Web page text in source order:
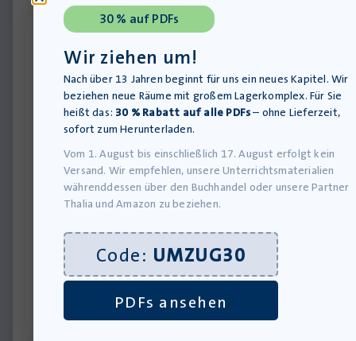
Nach vorn, nach Süden – Hörbuch MP3-Download
20,00
inkl. MwSt., zzgl.Versandkosten
»In den Warenkorb
30 % auf PDFs
Wir ziehen um!
Nach über 13 Jahren beginnt für uns ein neues Kapitel. Wir
beziehen neue Räume mit großem Lagerkomplex. Für Sie
heißt das: 30 % Rabatt auf alle PDFs– ohne Lieferzeit,
sofort zum Herunterladen.
Vom 1. August bis einschließlich 17. August erfolgt kein
Versand. Wir empfehlen, unsere Unterrichtsmaterialien
währenddessen über den Buchhandel oder unsere Partner
Thalia und Amazon zu beziehen.
Code: UMZUG30
PDFs ansehen